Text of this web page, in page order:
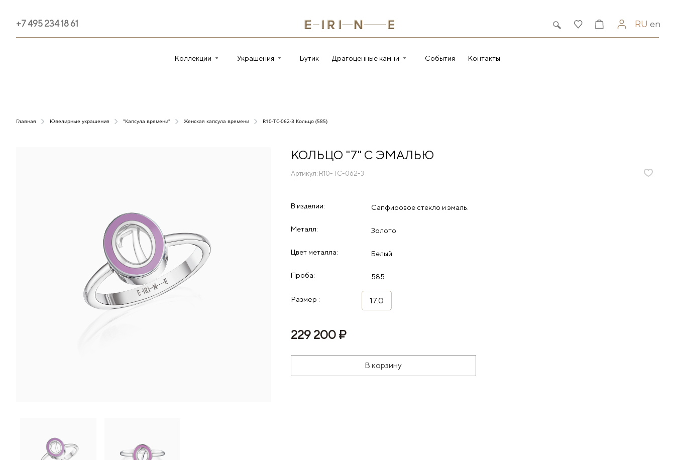
+7 495 234 18 61 RU en
Коллекции Украшения Бутик Драгоценные камни События Контакты
Главная Ювелирные украшения "Капсула времени" Женская капсула времени R10-TC-062-3 Кольцо (585)
КОЛЬЦО "7" С ЭМАЛЬЮ
Артикул: R10-TC-062-3
В изделии: Сапфировое стекло и эмаль.
Металл: Золото
Цвет металла: Белый
Проба: 585
Размер : 17.0
229 200 ₽
В корзину